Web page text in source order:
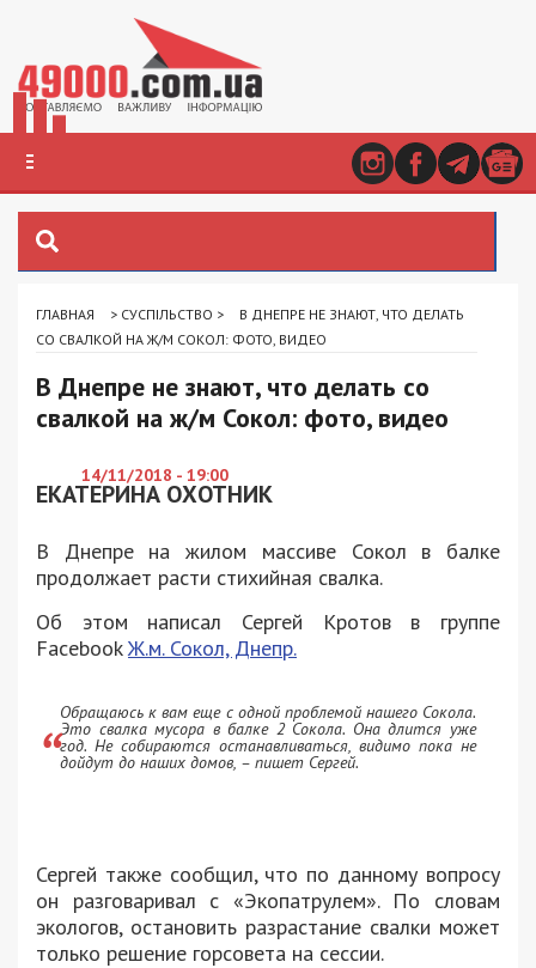
ГЛАВНАЯ > СУСПІЛЬСТВО >
В ДНЕПРЕ НЕ ЗНАЮТ, ЧТО ДЕЛАТЬ
СО СВАЛКОЙ НА Ж/М СОКОЛ: ФОТО, ВИДЕО
В Днепре не знают, что делать со
свалкой на ж/м Сокол: фото, видео
14/11/2018 - 19:00
ЕКАТЕРИНА ОХОТНИК
В Днепре на жилом массиве Сокол в балке
продолжает расти стихийная свалка.
Об этом написал Сергей Кротов в группе
FacebookЖ.м. Сокол, Днепр.
Обращаюсь к вам еще с одной проблемой нашего Сокола.
Это свалка мусора в балке 2 Сокола. Она длится уже
год. Не собираются останавливаться, видимо пока не
дойдут до наших домов, – пишет Сергей.
Сергей также сообщил, что по данному вопросу
он разговаривал с «Экопатрулем». По словам
экологов, остановить разрастание свалки может
только решение горсовета на сессии.